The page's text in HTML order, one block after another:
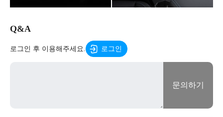
Q&A
로그인 후 이용해주세요. 로그인
문의하기